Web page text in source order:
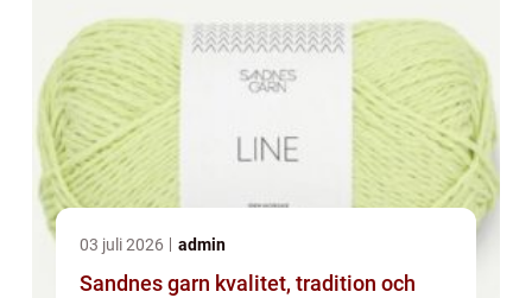
03 juli 2026 admin
Sandnes garn kvalitet, tradition och